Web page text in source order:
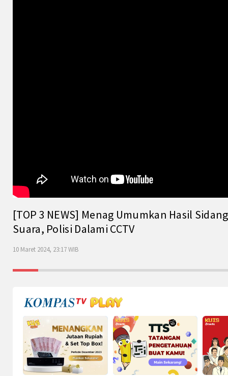
[TOP 3 NEWS] Menag Umumkan Hasil
Suara, Polisi Dalami CCTV
10 Maret 2024, 23:17 WIB